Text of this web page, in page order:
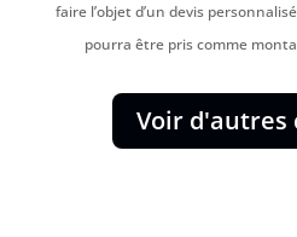
faire l’objet d’un devis
pourra être pris comme
Voir d'autres